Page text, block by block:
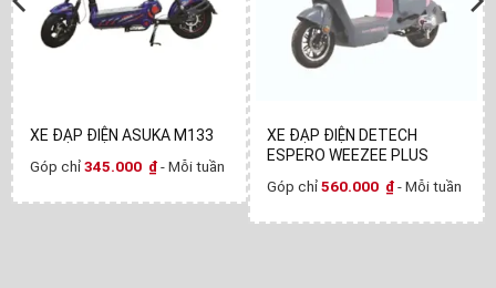
XE ĐẠP ĐIỆN ASUKA M133
Góp chỉ345.000 ₫- Mỗi tuần
XE ĐẠP ĐIỆN DETECH
ESPERO WEEZEE PLUS
Góp chỉ560.000 ₫- Mỗi tuần